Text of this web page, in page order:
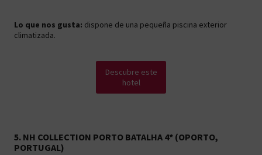
Lo que nos gusta: dispone de una pequeña piscina exterior
climatizada.
Descubre este
hotel
5. NH COLLECTION PORTO BATALHA 4* (OPORTO,
PORTUGAL)